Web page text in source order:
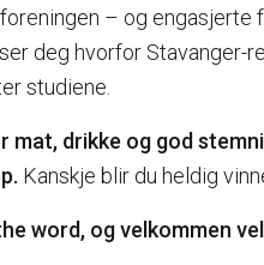
– og engasjerte
deg hvorfor Stavanger-
studiene.
mat, drikke og god
Kanskje blir du heldig
word, og velkommen